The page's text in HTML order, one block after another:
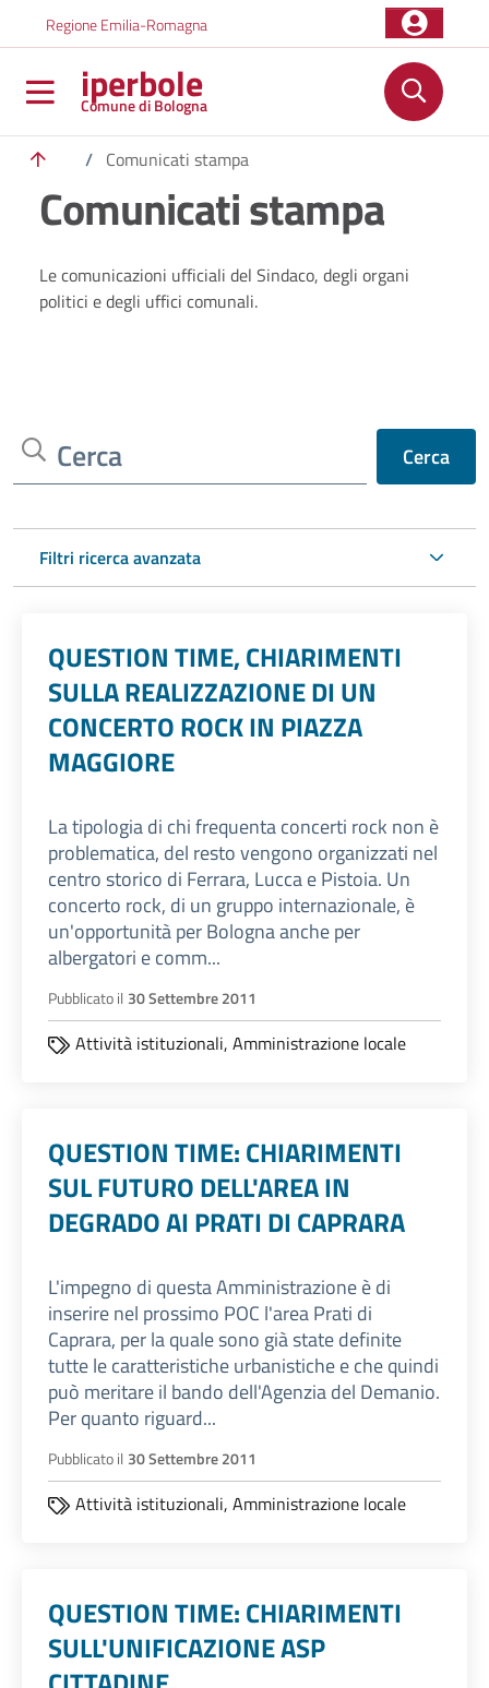
Regione Emilia-Romagna
iperbole
Comune di Bologna
/ Comunicati stampa
Comunicati stampa
Le comunicazioni ufficiali del Sindaco, degli organi
politici e degli uffici comunali.
Cerca Cerca
Filtri ricerca avanzata
QUESTION TIME, CHIARIMENTI
SULLA REALIZZAZIONE DI UN
CONCERTO ROCK IN PIAZZA
MAGGIORE
La tipologia di chi frequenta concerti rock non è
problematica, del resto vengono organizzati nel
centro storico di Ferrara, Lucca e Pistoia. Un
concerto rock, di un gruppo internazionale, è
un'opportunità per Bologna anche per
albergatori e comm...
Pubblicato il 30 Settembre 2011
Attività istituzionali, Amministrazione locale
QUESTION TIME: CHIARIMENTI
SUL FUTURO DELL'AREA IN
DEGRADO AI PRATI DI CAPRARA
L'impegno di questa Amministrazione è di
inserire nel prossimo POC l'area Prati di
Caprara, per la quale sono già state definite
tutte le caratteristiche urbanistiche e che quindi
può meritare il bando dell'Agenzia del Demanio.
Per quanto riguard...
Pubblicato il 30 Settembre 2011
Attività istituzionali, Amministrazione locale
QUESTION TIME: CHIARIMENTI
SULL'UNIFICAZIONE ASP